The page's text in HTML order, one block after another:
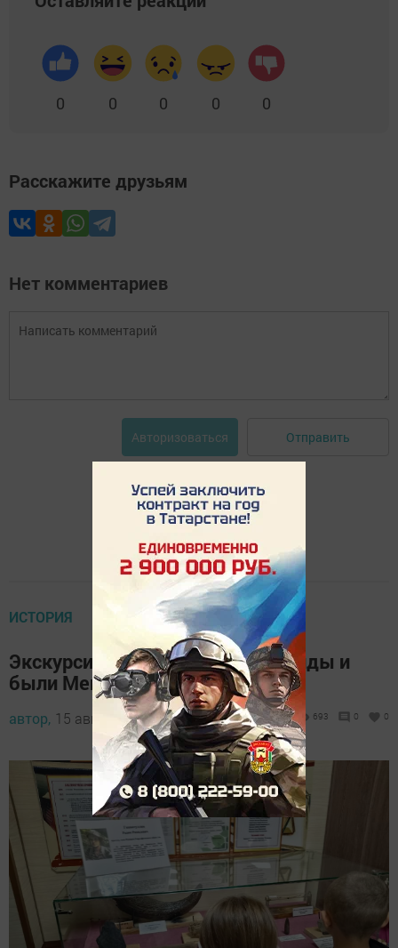
0 0 0 0 0
Расскажите друзьям
Нет комментариев
Авторизоваться Отправить
ИСТОРИЯ
Экскурсия в мир историй «Легенды и
были Менделеевской земли»
автор, 15 августа 2024 - 10:41 693 0 0